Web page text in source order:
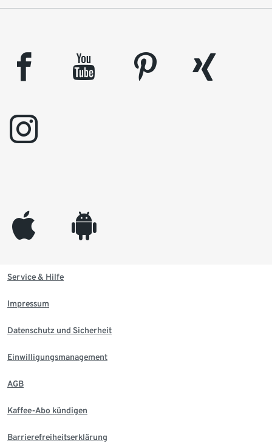
facebook youtube pinterest
xing
instagram
appleinc android
Service & Hilfe
Impressum
Datenschutz und Sicherheit
Einwilligungsmanagement
AGB
Kaffee-Abo kündigen
Barrierefreiheitserklärung